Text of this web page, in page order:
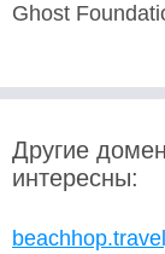
Ghost
Другие
интересны: